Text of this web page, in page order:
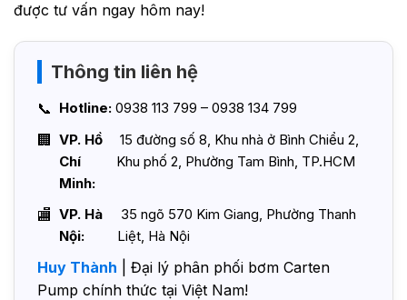
được tư vấn ngay hôm nay!
Thông tin liên hệ
Hotline: 0938 113 799 – 0938 134 799
VP. Hồ
Chí
Minh:
15 đường số 8, Khu nhà ở Bình Chiểu 2,
Khu phố 2, Phường Tam Bình, TP.HCM
VP. Hà
Nội:
35 ngõ 570 Kim Giang, Phường Thanh
Liệt, Hà Nội
Huy Thành | Đại lý phân phối bơm Carten
Pump chính thức tại Việt Nam!